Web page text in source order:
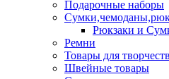
Подарочные наборы
Рюкзаки и
Ремни
Товары для
Швейные товары